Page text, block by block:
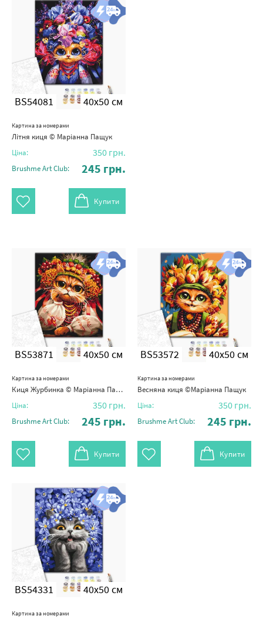
BS54081 40x50 см
Картина за номерами
Літня киця © Маріанна Пащук
Ціна: 350 грн.
Brushme Art Club: 245 грн.
Купити
BS53871 40x50 см
Картина за номерами
Киця Журбинка © Маріанна Пащук
Ціна: 350 грн.
Brushme Art Club: 245 грн.
Купити
BS53572 40x50 см
Картина за номерами
Весняна киця ©Маріанна Пащук
Ціна: 350 грн.
Brushme Art Club: 245 грн.
Купити
BS54331 40x50 см
Картина за номерами